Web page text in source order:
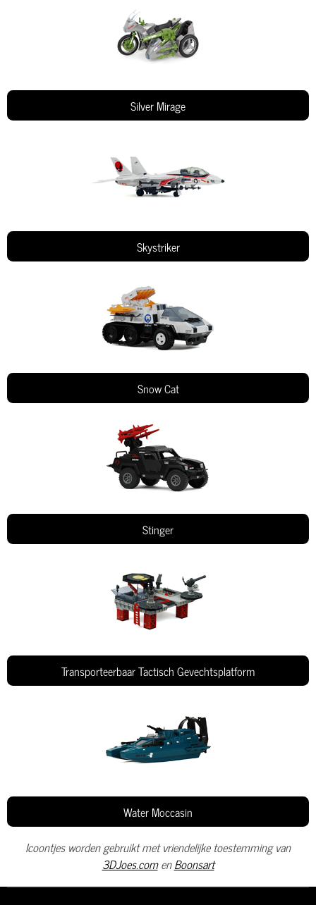
Silver Mirage
Skystriker
Snow Cat
Stinger
Transporteerbaar Tactisch Gevechtsplatform
Water Moccasin
Icoontjes worden gebruikt met vriendelijke toestemming van
3DJoes.comenBoonsart